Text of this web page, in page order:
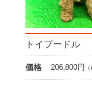
トイプードル
価格 206,800円